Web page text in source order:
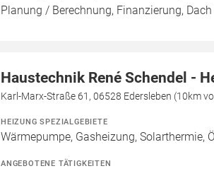
Planung / Berechnung, Finanzierung,
Haustechnik René Schendel -
Karl-Marx-Straße 61, 06528 Edersleben (10km
HEIZUNG SPEZIALGEBIETE
Wärmepumpe, Gasheizung, Solarthermie,
ANGEBOTENE TÄTIGKEITEN